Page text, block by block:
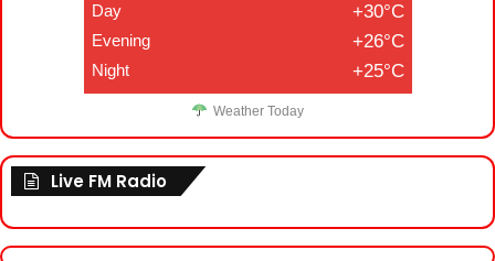
Day +30°C
Evening +26°C
Night +25°C
Weather Today
Live FM Radio